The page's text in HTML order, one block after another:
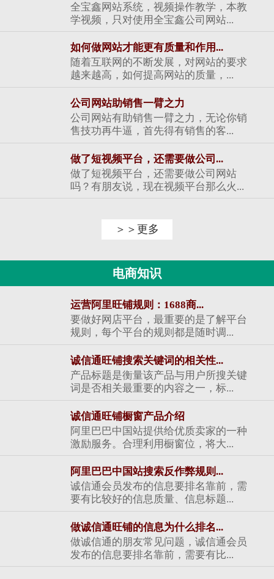
全宝鑫网站系统，视频操作教学，本教
学视频，只对使用全宝鑫公司网站...
如何做网站才能更有质量和作用...
随着互联网的不断发展，对网站的要求
越来越高，如何提高网站的质量，...
公司网站助销售一臂之力
公司网站有助销售一臂之力，无论你销
售技功再牛逼，首先得有销售的客...
做了短视频平台，还需要做公司...
做了短视频平台，还需要做公司网站
吗？有朋友说，现在视频平台那么火...
＞＞更多
电商知识
运营阿里旺铺规则：1688商...
要做好网店平台，最重要的是了解平台
规则，每个平台的规则都是随时调...
诚信通旺铺搜索关键词的相关性...
产品标题是衡量该产品与用户所搜关键
词是否相关最重要的内容之一，标...
诚信通旺铺橱窗产品介绍
阿里巴巴中国站提供给优质卖家的一种
激励服务。合理利用橱窗位，将大...
阿里巴巴中国站搜索反作弊规则...
诚信通会员发布的信息要排名靠前，需
要有比较好的信息质量、信息标题...
做诚信通旺铺的信息为什么排名...
做诚信通的朋友常见问题，诚信通会员
发布的信息要排名靠前，需要有比...